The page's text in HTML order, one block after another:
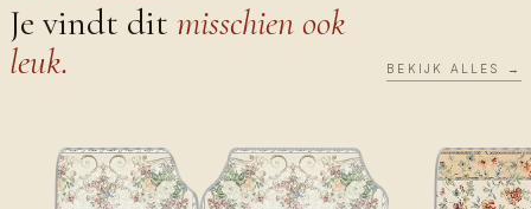
Je vindt dit misschien ook
leuk.
BEKIJK ALLES →